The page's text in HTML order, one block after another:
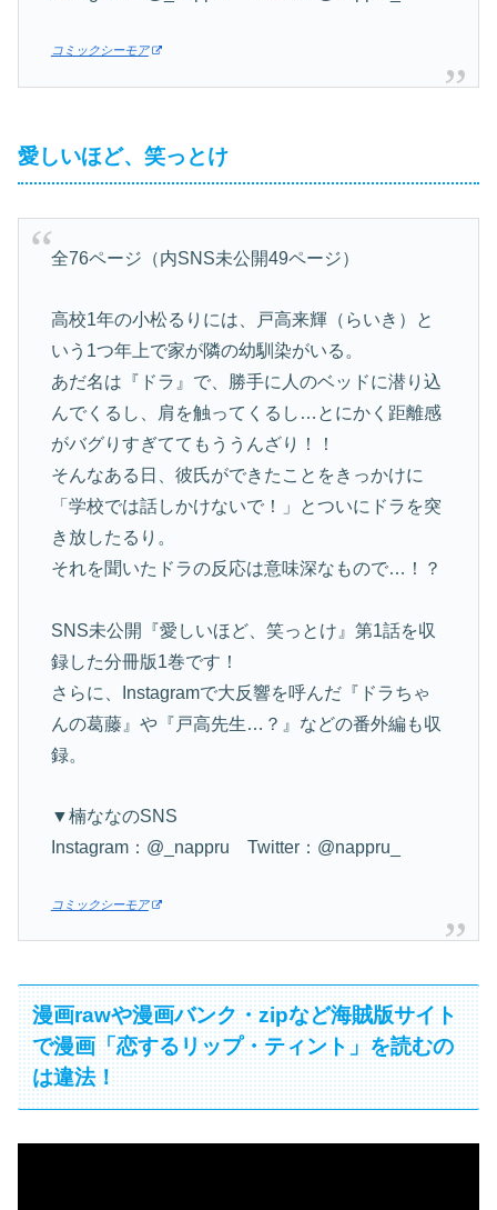
コミックシーモア
愛しいほど、笑っとけ
全76ページ（内SNS未公開49ページ）
高校1年の小松るりには、戸高来輝（らいき）と
いう1つ年上で家が隣の幼馴染がいる。
あだ名は『ドラ』で、勝手に人のベッドに潜り込
んでくるし、肩を触ってくるし…とにかく距離感
がバグりすぎててもううんざり！！
そんなある日、彼氏ができたことをきっかけに
「学校では話しかけないで！」とついにドラを突
き放したるり。
それを聞いたドラの反応は意味深なもので…！？
SNS未公開『愛しいほど、笑っとけ』第1話を収
録した分冊版1巻です！
さらに、Instagramで大反響を呼んだ『ドラちゃ
んの葛藤』や『戸高先生…？』などの番外編も収
録。
▼楠ななのSNS
Instagram：@_nappru Twitter：@nappru_
コミックシーモア
漫画rawや漫画バンク・zipなど海賊版サイト
で漫画「恋するリップ・ティント」を読むの
は違法！